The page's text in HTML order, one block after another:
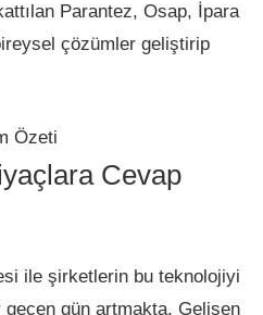
Parantez, Osap, İpara
çözümler geliştirip
Cevap
ile şirketlerin bu teknolojiyi
geçen gün artmakta. Gelişen